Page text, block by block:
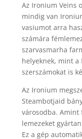
Az Ironium Veins
mindig van
vasiumot arra
számára
szarvasmarha
helyeknek, mint
szerszámokat is
Az Ironium
Steambotjaid
városodba. Amint
lemezeket
Ez a gép